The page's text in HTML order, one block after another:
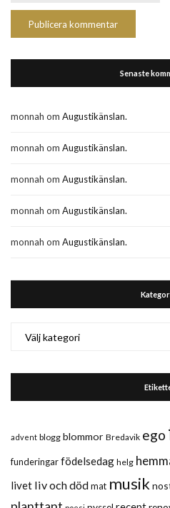
Senaste
monnah om Augustikänslan.
monnah om Augustikänslan.
monnah om Augustikänslan.
monnah om Augustikänslan.
monnah om Augustikänslan.
advent blogg blommor Bredavik ego
funderingarfödelsedag helg
livet liv och dödmat musik